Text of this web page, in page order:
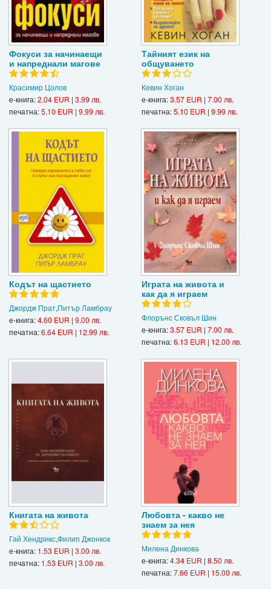
Фокуси за начинаещи
и напреднали магове
Красимир Цолов
е-книга:2.04 EUR | 3.99 лв.
печатна:5.10 EUR | 9.99 лв.
Тайният език на
общуването
Кевин Хоган
е-книга:3.57 EUR | 7.00 лв.
печатна:5.10 EUR | 9.99 лв.
Кодът на щастието
Джордж Прат,Питър Ламбрау
е-книга:4.60 EUR | 9.00 лв.
печатна:6.64 EUR | 12.99 лв.
Играта на живота и
как да я играем
Флорънс Сковъл Шин
е-книга:3.57 EUR | 7.00 лв.
печатна:6.13 EUR | 12.00 лв.
Книгата на живота
Гай Хендрикс,Филип Джонкок
е-книга: 1.53 EUR | 3.00 лв.
печатна: 1.53 EUR | 3.00 лв.
Любовта - какво не
знаем за нея
Милена Динкова
е-книга:4.34 EUR | 8.50 лв.
печатна:7.66 EUR | 15.00 лв.